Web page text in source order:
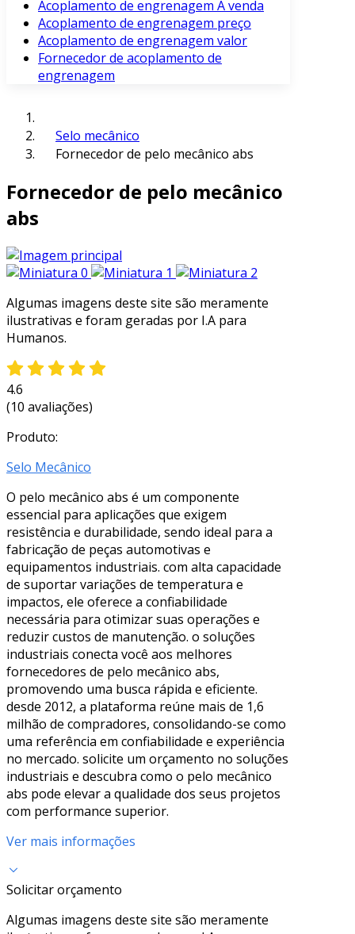
Acoplamento de engrenagem À venda
Acoplamento de engrenagem preço
Acoplamento de engrenagem valor
Fornecedor de acoplamento de
engrenagem
Selo mecânico
Fornecedor de pelo mecânico abs
Fornecedor de pelo mecânico
abs
Algumas imagens deste site são meramente
ilustrativas e foram geradas por I.A para
Humanos.
4.6
(10 avaliações)
Produto:
Selo Mecânico
O pelo mecânico abs é um componente
essencial para aplicações que exigem
resistência e durabilidade, sendo ideal para a
fabricação de peças automotivas e
equipamentos industriais. com alta capacidade
de suportar variações de temperatura e
impactos, ele oferece a confiabilidade
necessária para otimizar suas operações e
reduzir custos de manutenção. o soluções
industriais conecta você aos melhores
fornecedores de pelo mecânico abs,
promovendo uma busca rápida e eficiente.
desde 2012, a plataforma reúne mais de 1,6
milhão de compradores, consolidando-se como
uma referência em confiabilidade e experiência
no mercado. solicite um orçamento no soluções
industriais e descubra como o pelo mecânico
abs pode elevar a qualidade dos seus projetos
com performance superior.
Ver mais informações
Solicitar orçamento
Algumas imagens deste site são meramente